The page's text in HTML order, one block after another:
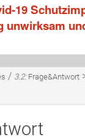
19
unwirksam
/ 3.2: Frage&Antwort